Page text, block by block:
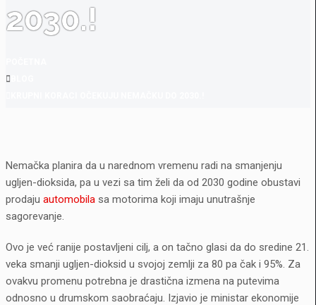
2030.!
Nemačka planira da u narednom vremenu radi na smanjenju
ugljen-dioksida, pa u vezi sa tim želi da od 2030 godine obustavi
prodaju automobila sa motorima koji imaju unutrašnje
sagorevanje.
Ovo je već ranije postavljeni cilj, a on tačno glasi da do sredine 21.
veka smanji ugljen-dioksid u svojoj zemlji za 80 pa čak i 95%. Za
ovakvu promenu potrebna je drastična izmena na putevima
odnosno u drumskom saobraćaju. Izjavio je ministar ekonomije